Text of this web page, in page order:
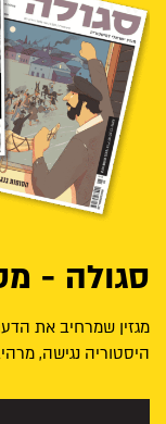
סגולה -
מגזין שמרחיב את
היסטוריה נגישה,